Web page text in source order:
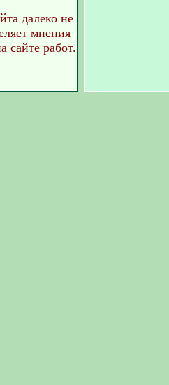
далеко не
мнения
сайте работ.